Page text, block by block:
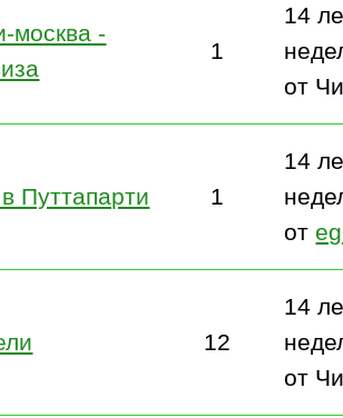
москва -
1
14
от
Путтапарти 1
14
от
12
14
от